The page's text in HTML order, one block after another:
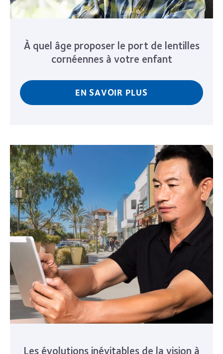
À quel âge proposer le port de lentilles
cornéennes à votre enfant
EN SAVOIR PLUS
Les évolutions inévitables de la vision à